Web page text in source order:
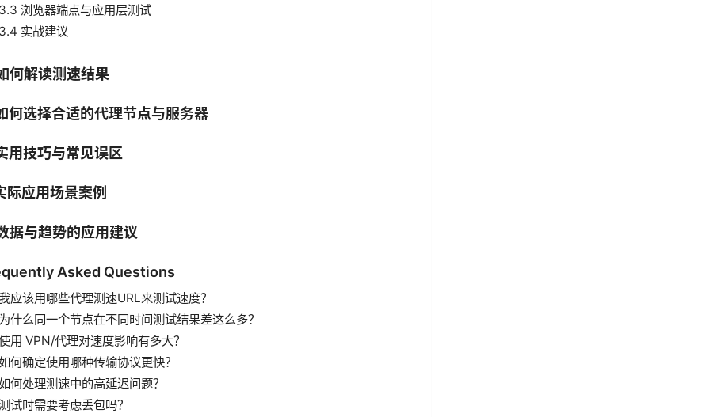
3.3 浏览器端点与应用层测试
3.4 实战建议
何解读测速结果
何选择合适的代理节点与服务器
用技巧与常见误区
际应用场景案例
据与趋势的应用建议
Asked Questions
应该用哪些代理测速URL来测试速度？
为什么同一个节点在不同时间测试结果差这么多？
用 VPN/代理对速度影响有多大？
何确定使用哪种传输协议更快？
何处理测速中的高延迟问题？
试时需要考虑丢包吗？